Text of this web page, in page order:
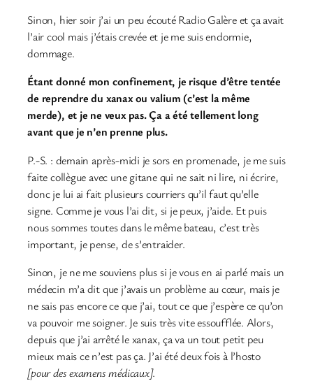
Sinon, hier soir j’ai un peu écouté Radio Galère et ça avait
l’air cool mais j’étais crevée et je me suis endormie,
dommage.
Étant donné mon confinement, je risque d’être tentée
de reprendre du xanax ou valium (c’est la même
merde), et je ne veux pas. Ça a été tellement long
avant que je n’en prenne plus.
P.-S. : demain après-midi je sors en promenade, je me suis
faite collègue avec une gitane qui ne sait ni lire, ni écrire,
donc je lui ai fait plusieurs courriers qu’il faut qu’elle
signe. Comme je vous l’ai dit, si je peux, j’aide. Et puis
nous sommes toutes dans le même bateau, c’est très
important, je pense, de s’entraider.
Sinon, je ne me souviens plus si je vous en ai parlé mais un
médecin m’a dit que j’avais un problème au cœur, mais je
ne sais pas encore ce que j’ai, tout ce que j’espère ce qu’on
va pouvoir me soigner. Je suis très vite essoufflée. Alors,
depuis que j’ai arrêté le xanax, ça va un tout petit peu
mieux mais ce n’est pas ça. J’ai été deux fois à l’hosto
[pour des examens médicaux].